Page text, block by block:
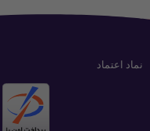
نماد اعتماد